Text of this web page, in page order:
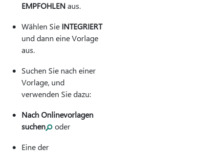
EMPFOHLENaus.
Wählen Sie INTEGRIERT
und dann eine Vorlage
aus.
Suchen Sie nach einer
Vorlage, und
verwenden Sie dazu:
Nach Onlinevorlagen
suchen
oder
Eine der